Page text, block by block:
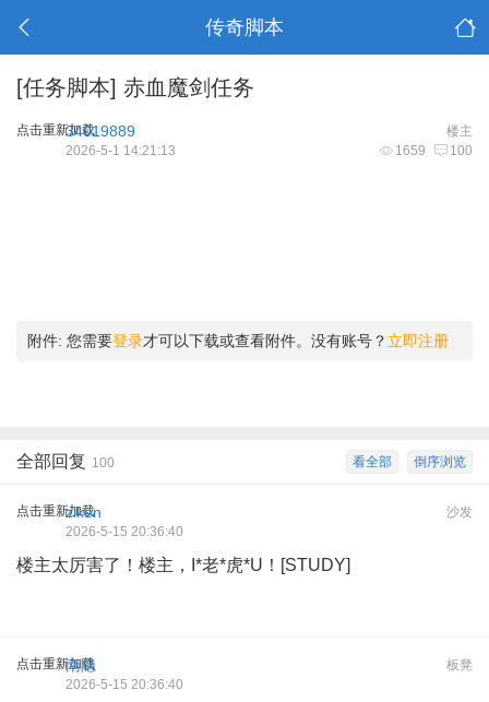
传奇脚本
[任务脚本] 赤血魔剑任务
点击重新加载 楼主
34019889
1659 100
2026-5-1 14:21:13
附件: 您需要登录才可以下载或查看附件。没有账号？ 立即注册
倒序浏览
看全部
全部回复 100
点击重新加载 沙发
ziken
2026-5-15 20:36:40
楼主太厉害了！楼主，I*老*虎*U！[STUDY]
点击重新加载 板凳
南隐
2026-5-15 20:36:40